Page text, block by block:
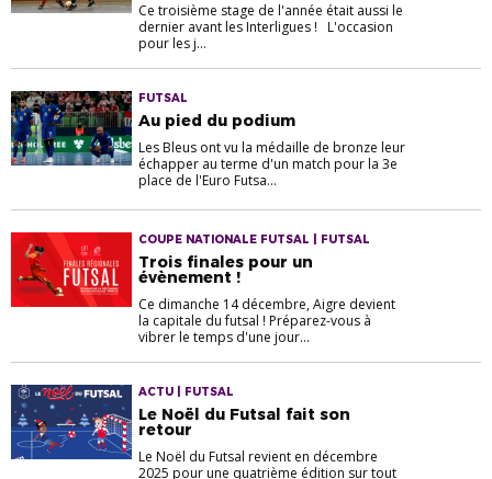
Ce troisième stage de l'année était aussi le
dernier avant les Interligues ! L'occasion
pour les j...
FUTSAL
Au pied du podium
Les Bleus ont vu la médaille de bronze leur
échapper au terme d'un match pour la 3e
place de l'Euro Futsa...
COUPE NATIONALE FUTSAL | FUTSAL
Trois finales pour un
évènement !
Ce dimanche 14 décembre, Aigre devient
la capitale du futsal ! Préparez-vous à
vibrer le temps d'une jour...
ACTU | FUTSAL
Le Noël du Futsal fait son
retour
Le Noël du Futsal revient en décembre
2025 pour une quatrième édition sur tout